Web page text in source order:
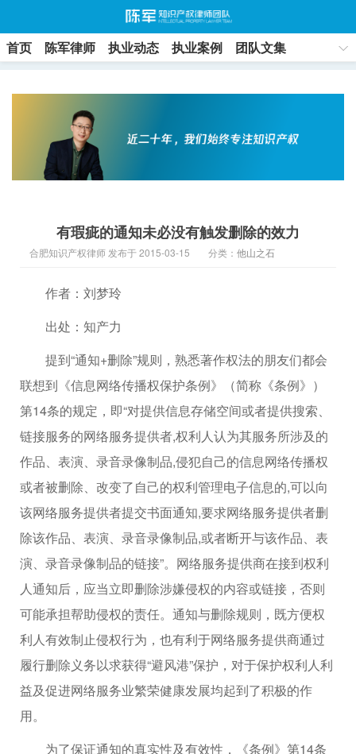
首页 陈军律师 执业动态 执业案例
团队文集
有瑕疵的通知未必没有触发删除的效力
合肥知识产权律师 发布于 2015-03-15 分类： 他山之石
作者：刘梦玲
出处：知产力
提到“通知+删除”规则，熟悉著作权法的朋友们都会
联想到《信息网络传播权保护条例》（简称《条例》）
第14条的规定，即“对提供信息存储空间或者提供搜索、
链接服务的网络服务提供者,权利人认为其服务所涉及的
作品、表演、录音录像制品,侵犯自己的信息网络传播权
或者被删除、改变了自己的权利管理电子信息的,可以向
该网络服务提供者提交书面通知,要求网络服务提供者删
除该作品、表演、录音录像制品,或者断开与该作品、表
演、录音录像制品的链接”。网络服务提供商在接到权利
人通知后，应当立即删除涉嫌侵权的内容或链接，否则
可能承担帮助侵权的责任。通知与删除规则，既方便权
利人有效制止侵权行为，也有利于网络服务提供商通过
履行删除义务以求获得“避风港”保护，对于保护权利人利
益及促进网络服务业繁荣健康发展均起到了积极的作
用。
为了保证通知的真实性及有效性，《条例》第14条